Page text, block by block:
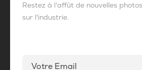
Restez à l'affût de nouvelles
sur l'industrie.